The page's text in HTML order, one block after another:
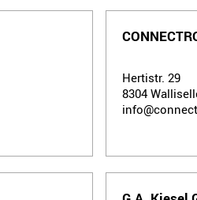
Hertistr. 29
8304